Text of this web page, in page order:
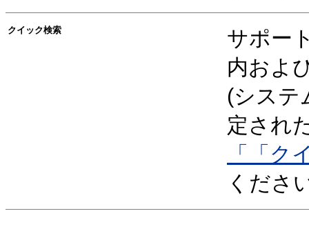
クイック検索
サポー
内およ
(システ
定され
「「ク
くださ